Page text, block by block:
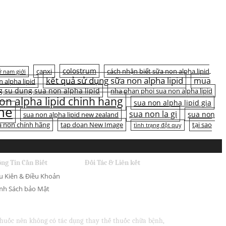
nam giới canxi colostrum
cách nhận biết sữa non alpha lipid
alpha lipid kết quả sử dụng sữa non alpha lipid
mua
su dung sua non alpha lipid
nha phan phoi sua non alpha lipid
alpha lipid chinh hang sua non alpha lipid gia
sua non alpha lipid new zealand sua non la gi
sua non
non chính hãng tap doan New Image tình trạng đột quỵ
tại sao
Tin Cần Biết
Kiên & Điều Khoản
Sách bảo Mật
Đối Tác & Liên kết
nên không có tác dụng thay thế thuốc chữa bệnh,